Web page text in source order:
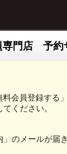
門店 予約
料会員登録する
ください。
」のメールが届